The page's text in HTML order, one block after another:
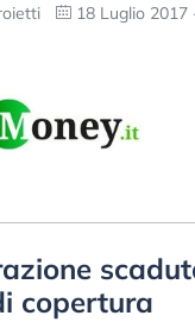
18 Luglio 2017
copertura